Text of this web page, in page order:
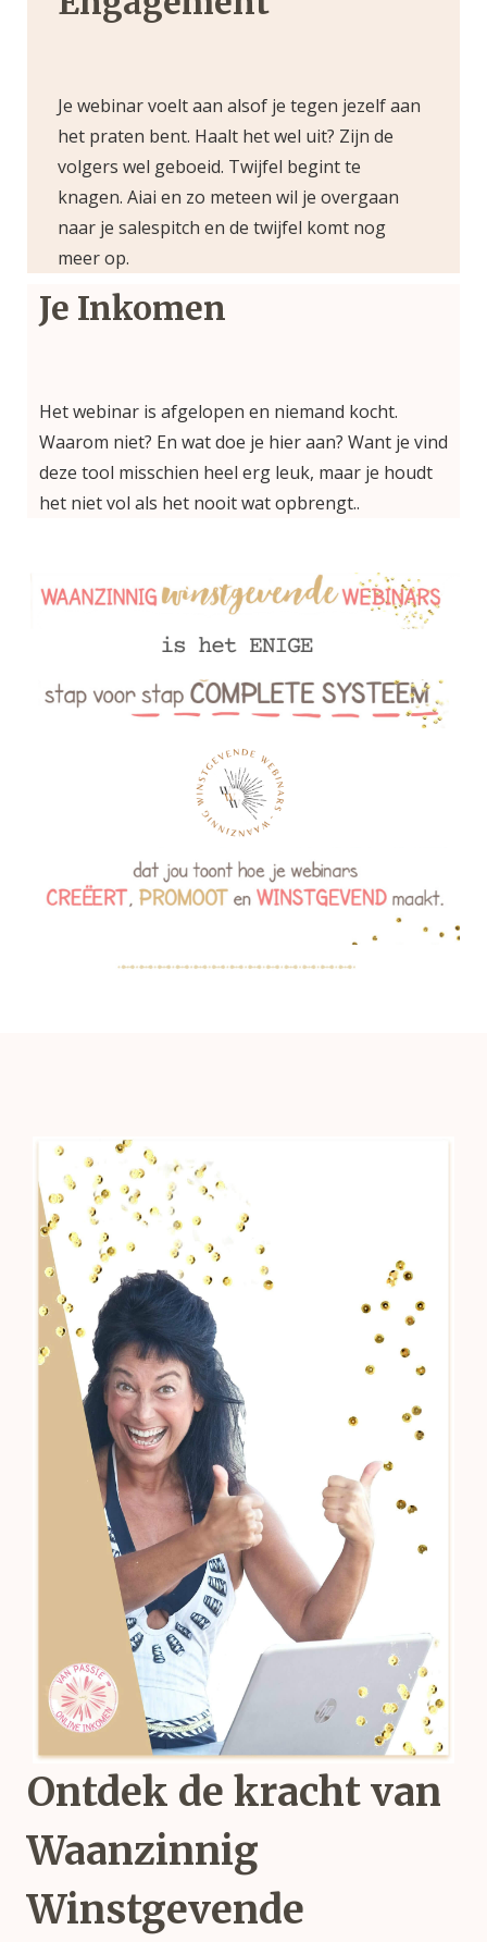
Je webinar voelt aan alsof je tegen jezelf aan
het praten bent. Haalt het wel uit? Zijn de
volgers wel geboeid. Twijfel begint te
knagen. Aiai en zo meteen wil je overgaan
naar je salespitch en de twijfel komt nog
meer op.
Je Inkomen
Het webinar is afgelopen en niemand kocht.
Waarom niet? En wat doe je hier aan? Want je vind
deze tool misschien heel erg leuk, maar je houdt
het niet vol als het nooit wat opbrengt..
Ontdek de kracht van
Waanzinnig
Winstgevende